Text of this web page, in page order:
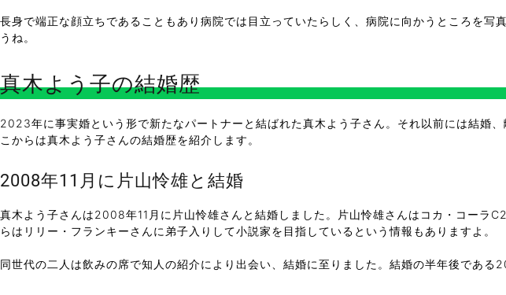
長身で端正な顔立ちであることもあり病院では目立っていたらしく、病院に向かうところを
うね。
真木よう子の結婚歴
2023年に事実婚という形で新たなパートナーと結ばれた真木よう子さん。それ以前には結婚
こからは真木よう子さんの結婚歴を紹介します。
2008年11月に片山怜雄と結婚
真木よう子さんは2008年11月に片山怜雄さんと結婚しました。片山怜雄さんはコカ・コーラ
らはリリー・フランキーさんに弟子入りして小説家を目指しているという情報もありますよ。
同世代の二人は飲みの席で知人の紹介により出会い、結婚に至りました。結婚の半年後である